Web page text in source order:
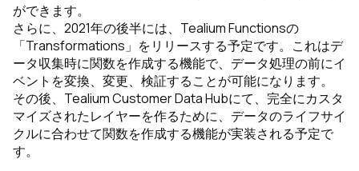
ができます。
さらに、2021年の後半には、Tealium Functionsの
「Transformations」をリリースする予定です。これはデ
ータ収集時に関数を作成する機能で、データ処理の前にイ
ベントを変換、変更、検証することが可能になります。
その後、Tealium Customer Data Hubにて、完全にカスタ
マイズされたレイヤーを作るために、データのライフサイ
クルに合わせて関数を作成する機能が実装される予定で
す。